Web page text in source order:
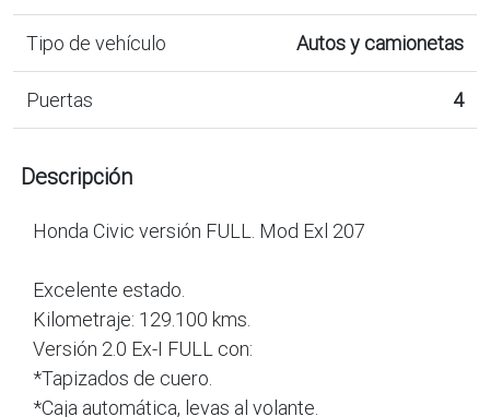
Tipo de vehículo Autos y camionetas
Puertas 4
Descripción
Honda Civic versión FULL. Mod Exl 207
Excelente estado.
Kilometraje: 129.100 kms.
Versión 2.0 Ex-I FULL con:
*Tapizados de cuero.
*Caja automática, levas al volante.